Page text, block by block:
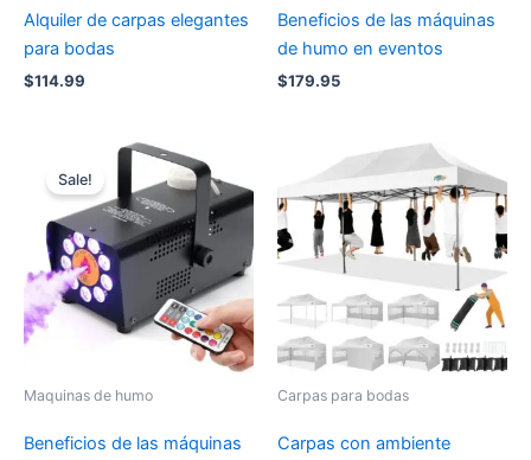
Alquiler de carpas elegantes
para bodas
$114.99
Beneficios de las máquinas
de humo en eventos
$179.95
Sale!
Maquinas de humo
Beneficios de las máquinas
Carpas para bodas
Carpas con ambiente